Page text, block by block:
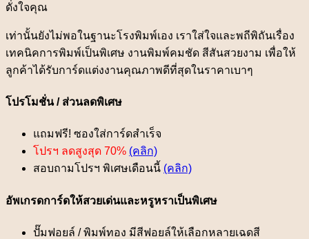
ดั่งใจคุณ
เท่านั้นยังไม่พอในฐานะโรงพิมพ์เอง เราใส่ใจและพถีพิถันเรื่อง
เทคนิคการพิมพ์เป็นพิเศษ งานพิมพ์คมชัด สีสันสวยงาม เพื่อให้
ลูกค้าได้รับการ์ดแต่งงานคุณภาพดีที่สุดในราคาเบาๆ
โปรโมชั่น / ส่วนลดพิเศษ
แถมฟรี! ซองใส่การ์ดสำเร็จ
โปรฯ ลดสูงสุด 70% (คลิก)
สอบถามโปรฯ พิเศษเดือนนี้ (คลิก)
อัพเกรดการ์ดให้สวยเด่นและหรูหราเป็นพิเศษ
ปั๊มฟอยล์ / พิมพ์ทอง มีสีฟอยล์ให้เลือกหลายเฉดสี